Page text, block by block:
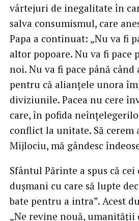
vârtejuri de inegalitate în
salva consumismul, care
Papa a continuat: „Nu va fi
altor popoare. Nu va fi
noi. Nu va fi pace până
pentru că alianțele unora
diviziunile. Pacea nu cere
care, în pofida
conflict la unitate. Să
Mijlociu, mă gândesc
Sfântul Părinte a spus că
dușmani cu care să lupte
bate pentru a intra”. Acest
„Ne revine nouă, umanității